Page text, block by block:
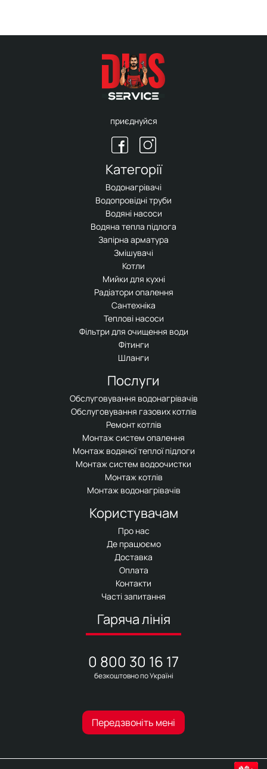
приєднуйся
Категорії
Водонагрівачі
Водопровідні труби
Водяні насоси
Водяна тепла підлога
Запірна арматура
Змішувачі
Котли
Мийки для кухні
Радіатори опалення
Сантехніка
Теплові насоси
Фільтри для очищення води
Фітинги
Шланги
Послуги
Обслуговування водонагрівачів
Обслуговування газових котлів
Ремонт котлів
Монтаж систем опалення
Монтаж водяної теплої підлоги
Монтаж систем водоочистки
Монтаж котлів
Монтаж водонагрівачів
Користувачам
Про нас
Де працюємо
Доставка
Оплата
Контакти
Часті запитання
Гаряча лінія
0 800 30 16 17
безкоштовно по Україні
Передзвоніть мені